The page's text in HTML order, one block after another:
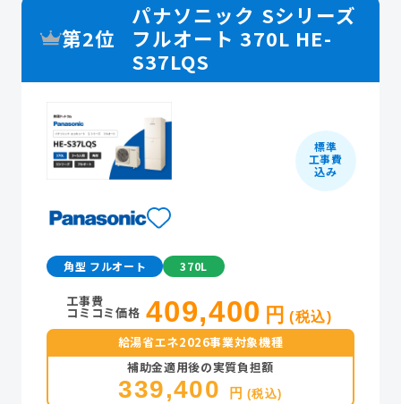
第2位
パナソニック Sシリーズ
フルオート 370L HE-
S37LQS
角型 フルオート 370L
標準
工事費
込み
給湯省エネ2026事業対象機種
補助金適用後の実質負担額
339,400 円 (税込)
工事費
コミコミ価格 409,400 円 (税込)